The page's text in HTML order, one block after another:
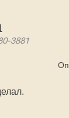
3881